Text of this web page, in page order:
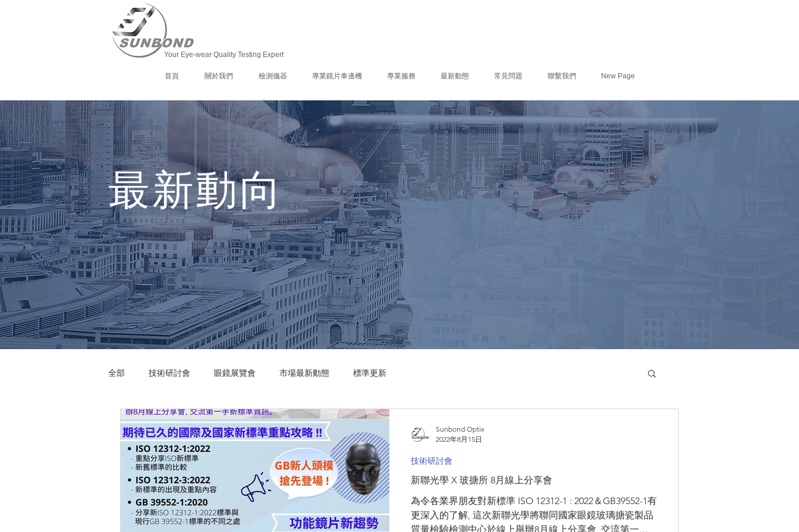
Your Eye-wear Quality Testing Expert
首頁 關於我們 檢測儀器 專業鏡片車邊機 專業服務 最新動態 常見問題 聯繫我們 New Page
最新動向
全部 技術研討會 眼鏡展覽會 市場最新動態 標準更新
新聯光學 X 玻搪所 8月線上分享會
為令各業界朋友對新標準 ISO 12312-1 : 2022＆GB39552-1有
更深入的了解, 這次新聯光學將聯同國家眼鏡玻璃搪瓷製品
質量檢驗檢測中心於線上舉辦8月線上分享會, 交流第一手
技術研討會
Sunbond Optix
2022年8月15日